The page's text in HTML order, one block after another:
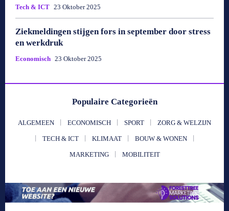
Tech & ICT 23 Oktober 2025
Ziekmeldingen stijgen fors in september door stress
en werkdruk
Economisch 23 Oktober 2025
Populaire Categorieën
ALGEMEEN ECONOMISCH SPORT ZORG & WELZIJN
TECH & ICT KLIMAAT BOUW & WONEN
MARKETING MOBILITEIT